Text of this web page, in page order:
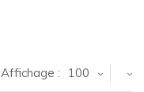
Affichage : 100